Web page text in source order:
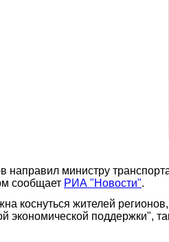
министру
сообщает РИА "Новости".
коснуться жителей
экономической поддержки",